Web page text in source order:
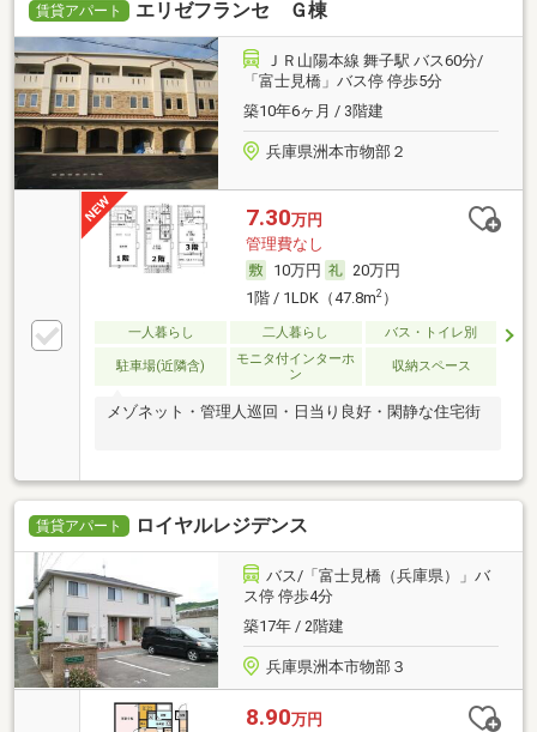
賃貸アパート エリゼフランセ Ｇ棟
ＪＲ山陽本線 舞子駅 バス60分/
「富士見橋」バス停 停歩5分
築10年6ヶ月 / 3階建
兵庫県洲本市物部２
7.30万円
管理費なし
10万円
20万円
1階 / 1LDK（47.8m2）
一人暮らし 二人暮らし バス・トイレ別
駐車場(近隣含)
モニタ付インターホ
ン
収納スペース
メゾネット・管理人巡回・日当り良好・閑静な住宅街
賃貸アパート ロイヤルレジデンス
バス/「富士見橋（兵庫県）」バ
ス停 停歩4分
築17年 / 2階建
兵庫県洲本市物部３
8.90万円